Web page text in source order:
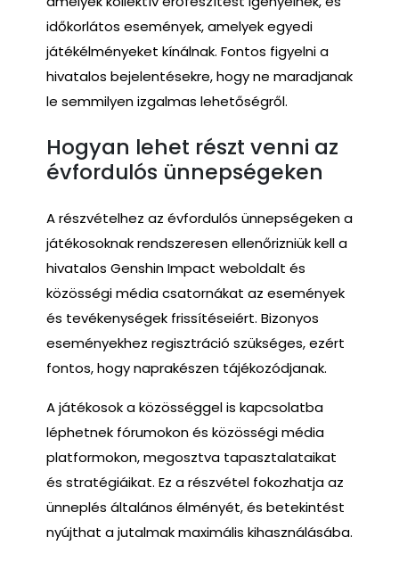
időkorlátos események, amelyek egyedi
játékélményeket kínálnak. Fontos figyelni a
hivatalos bejelentésekre, hogy ne maradjanak
le semmilyen izgalmas lehetőségről.
Hogyan lehet részt venni az
évfordulós ünnepségeken
A részvételhez az évfordulós ünnepségeken a
játékosoknak rendszeresen ellenőrizniük kell a
hivatalos Genshin Impact weboldalt és
közösségi média csatornákat az események
és tevékenységek frissítéseiért. Bizonyos
eseményekhez regisztráció szükséges, ezért
fontos, hogy naprakészen tájékozódjanak.
A játékosok a közösséggel is kapcsolatba
léphetnek fórumokon és közösségi média
platformokon, megosztva tapasztalataikat
és stratégiáikat. Ez a részvétel fokozhatja az
ünneplés általános élményét, és betekintést
nyújthat a jutalmak maximális kihasználásába.